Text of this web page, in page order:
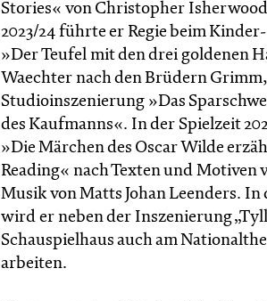
Stories« von Christopher
2023/24 führte er Regie beim
»Der Teufel mit den drei goldenen
Waechter nach den Brüdern
Studioinszenierung »Das
des Kaufmanns«. In der Spielzeit
»Die Märchen des Oscar Wilde
Reading« nach Texten und Motiven
Musik von Matts Johan Leenders. In
wird er neben der Inszenierung
Schauspielhaus auch am
arbeiten.